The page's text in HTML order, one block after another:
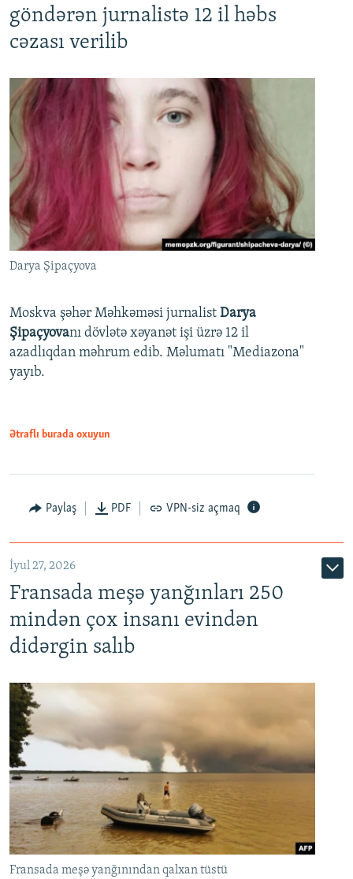
göndərən jurnalistə 12 il həbs
cəzası verilib
Darya Şipaçyova
Moskva şəhər Məhkəməsi jurnalist Darya
Şipaçyovanı dövlətə xəyanət işi üzrə 12 il
azadlıqdan məhrum edib. Məlumatı "Mediazona"
yayıb.
Ətraflı burada oxuyun
Paylaş PDF VPN-siz açmaq
İyul 27, 2026
Fransada meşə yanğınları 250
mindən çox insanı evindən
didərgin salıb
Fransada meşə yanğınından qalxan tüstü